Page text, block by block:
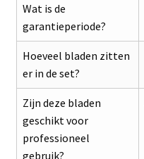
Wat is de
garantieperiode?
Hoeveel bladen zitten
er in de set?
Zijn deze bladen
geschikt voor
professioneel
gebruik?